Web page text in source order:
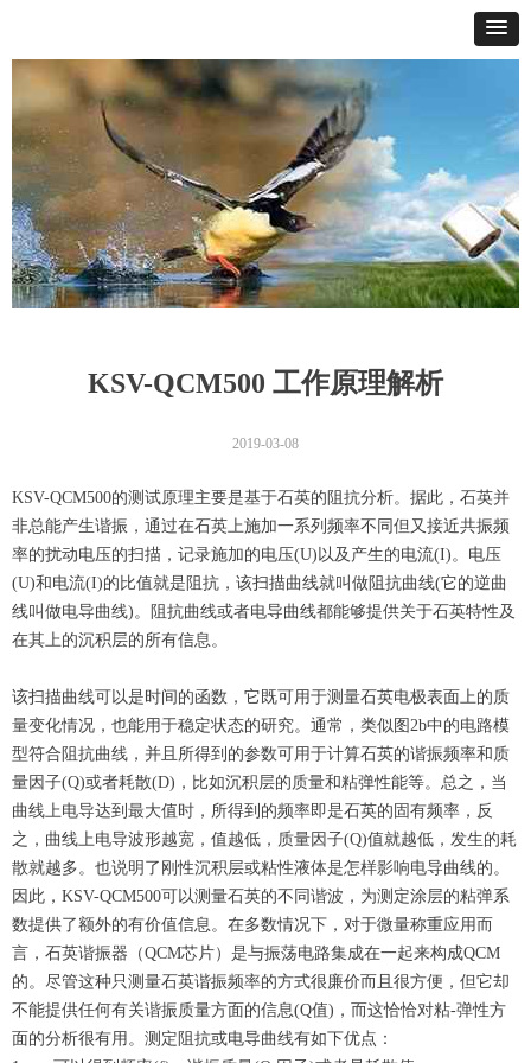
KSV-QCM500 工作原理解析
2019-03-08
KSV-QCM500的测试原理主要是基于石英的阻抗分析。据此，石英并
非总能产生谐振，通过在石英上施加一系列频率不同但又接近共振频
率的扰动电压的扫描，记录施加的电压(U) 以及产生的电流(I)。电压
(U)和电流(I)的比值就是阻抗，该扫描曲线就叫做阻抗曲线(它的逆曲
线叫做电导曲线)。阻抗曲线或者电导曲线都能够提供关于石英特性及
在其上的沉积层的所有信息。
该扫描曲线可以是时间的函数，它既可用于测量石英电极表面上的质
量变化情况，也能用于稳定状态的研究。通常，类似图 2b中的电路模
型符合阻抗曲线，并且所得到的参数可用于计算石英的谐振频率和质
量因子(Q)或者耗散(D) ，比如沉积层的质量和粘弹性能等。总之，当
曲线上电导达到最大值时，所得到的频率即是石英的固有频率，反
之，曲线上电导波形越宽，值越低，质量因子(Q)值就越低，发生的耗
散就越多。 也说明了刚性沉积层或粘性液体是怎样影响电导曲线的。
因此， KSV-QCM500可以测量石英的不同谐波，为测定涂层的粘弹系
数提供了额外的有价值信息。在多数情况下，对于微量称重应用而
言，石英谐振器（QCM芯片）是与振荡电路集成在一起来构成QCM
的。尽管这种只测量石英谐振频率的方式很廉价而且很方便，但它却
不能提供任何有关谐振质量方面的信息(Q值) ，而这恰恰对粘-弹性方
面的分析很有用。测定阻抗或电导曲线有如下优点：